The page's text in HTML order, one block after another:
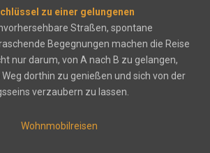
zu einer gelungenen
Straßen, spontane
Begegnungen machen die Reise
nur darum, von A nach B zu gelangen,
dorthin zu genießen und sich von der
verzaubern zu lassen.